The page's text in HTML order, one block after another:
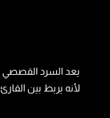
يعد السرد
لأنه يربط بين